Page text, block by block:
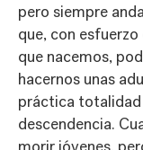
pero siempre
que, con
que nacemos,
hacernos unas
práctica totalidad
descendencia.